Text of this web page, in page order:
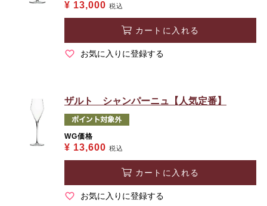
¥ 13,000 税込
カートに入れる
お気に入りに登録する
ザルト シャンパーニュ【人気定番】
WG価格
¥ 13,600 税込
カートに入れる
お気に入りに登録する